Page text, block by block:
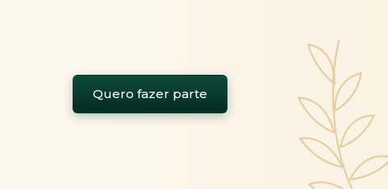
Quero fazer parte